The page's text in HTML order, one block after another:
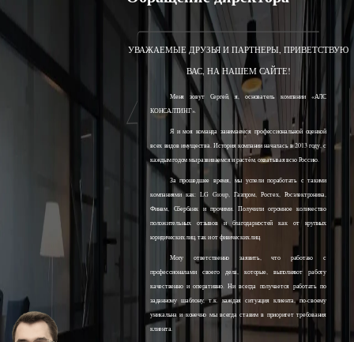
УВАЖАЕМЫЕ ДРУЗЬЯ И ПАРТНЕРЫ, ПРИВЕТСТВУЮ
ВАС, НА НАШЕМ САЙТЕ!
Меня зовут Сергей, я, основатель компании «АЛС
КОНСАЛТИНГ».
Я и моя команда занимаемся профессиональной оценкой
всех видов имущества. История компании началась в 2013 году, с
каждым годом мы развиваемся и растём, охватывая всю Россию.
За прошедшее время, мы успели поработать с такими
компаниями как: LG Group, Газпром, Ростех, Росэлектроника,
Финам, Сбербанк и прочими. Получили огромное количество
положительных отзывов и благодарностей как от крупных
юридических лиц, так и от физических лиц.
Могу ответственно заявить, что работаю с
профессионалами своего дела, которые, выполняют работу
качественно и оперативно. Ни всегда получается работать по
заданному шаблону, т.к. каждая ситуация клиента, по-своему
уникальна и конечно мы всегда ставим в приоритет требования
клиента.